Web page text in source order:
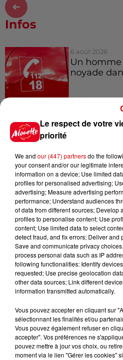
Infos
6 août 2026
Un
noyade
Vendre un
6 août 2026
Invasion de
plages du
6 août 2026
À LA UNE :
Amel Bent
Jeux
Le respect de votre
priorité
We and our (447) partnersdo the
your consent and/or our legitimate
information on a device; Use limited
profiles for personalised advertising;
advertising; Measure advertising
performance; Understand audiences
of data from different sources; Develop
profiles to personalise content; Use
content; Use limited data to select
detect fraud, and fix errors; Deliver
Save and communicate privacy
process personal data such as IP
following functionalities: Identify
requested; Use precise geolocation
other data sources; Link different
information transmitted automatically.
Vous pouvez accepter en cliquant sur
sélectionnant les finalités et/ou
Vous pouvez également refuser en
accepter". Vos préférences ne
pouvez mettre à jour vos choix, ou
moment via le lien "Gérer les cookies"